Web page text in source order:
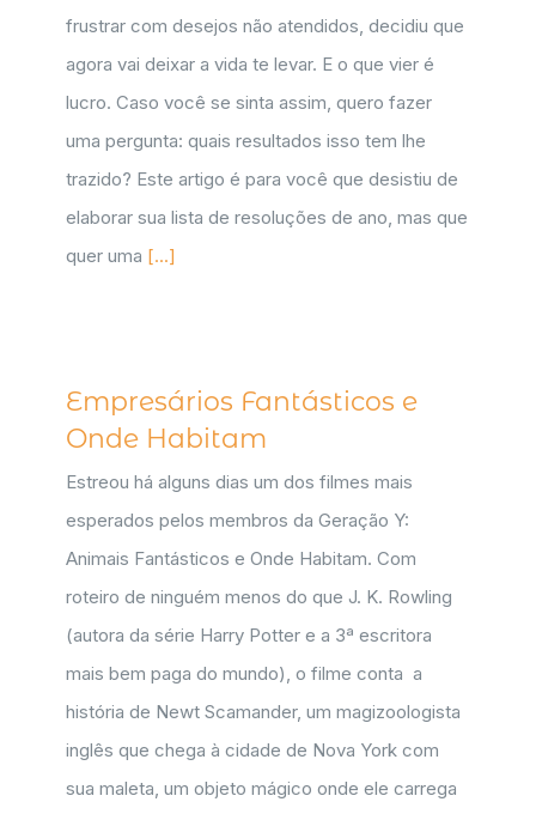
frustrar com desejos não atendidos, decidiu que
agora vai deixar a vida te levar. E o que vier é
lucro. Caso você se sinta assim, quero fazer
uma pergunta: quais resultados isso tem lhe
trazido? Este artigo é para você que desistiu de
elaborar sua lista de resoluções de ano, mas que
quer uma [...]
Empresários Fantásticos e
Onde Habitam
Estreou há alguns dias um dos filmes mais
esperados pelos membros da Geração Y:
Animais Fantásticos e Onde Habitam. Com
roteiro de ninguém menos do que J. K. Rowling
(autora da série Harry Potter e a 3ª escritora
mais bem paga do mundo), o filme conta a
história de Newt Scamander, um magizoologista
inglês que chega à cidade de Nova York com
sua maleta, um objeto mágico onde ele carrega